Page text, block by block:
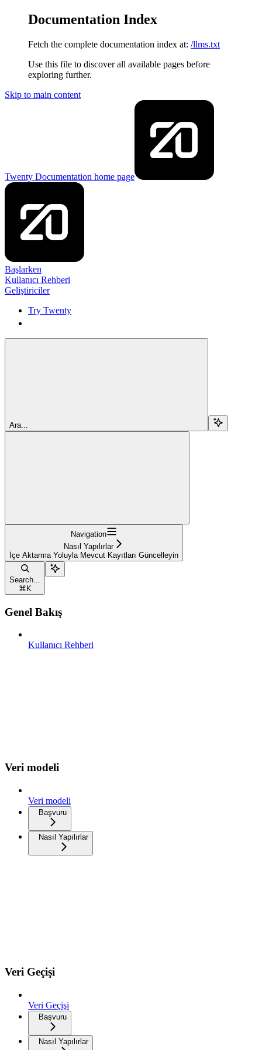
Documentation Index
Fetch the complete documentation index at: /llms.txt
Use this file to discover all available pages before
exploring further.
Skip to main content
Twenty Documentation home page
Başlarken
Kullanıcı Rehberi
Geliştiriciler
Try Twenty
Ara...
Navigation
Nasıl Yapılırlar
İçe Aktarma Yoluyla Mevcut Kayıtları Güncelleyin
Search...
⌘ K
Genel Bakış
Kullanıcı Rehberi
Veri modeli
Veri modeli
Başvuru
Nasıl Yapılırlar
Veri Geçişi
Veri Geçişi
Başvuru
Nasıl Yapılırlar